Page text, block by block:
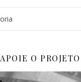
APOIE O PROJETO